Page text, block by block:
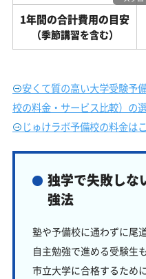
1年間の合計費用の目安
（季節講習を含む）
安くて質の高い大学受験予
校の料金・サービス比較）の
じゅけラボ予備校の料金は
独学で失敗しな
強法
塾や予備校に通わずに尾
自主勉強で進める受験生
市立大学に合格するため